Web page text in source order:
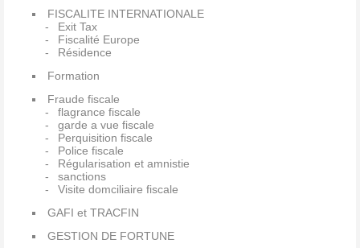
FISCALITE INTERNATIONALE
Exit Tax
Fiscalité Europe
Résidence
Formation
Fraude fiscale
flagrance fiscale
garde a vue fiscale
Perquisition fiscale
Police fiscale
Régularisation et amnistie
sanctions
Visite domciliaire fiscale
GAFI et TRACFIN
GESTION DE FORTUNE